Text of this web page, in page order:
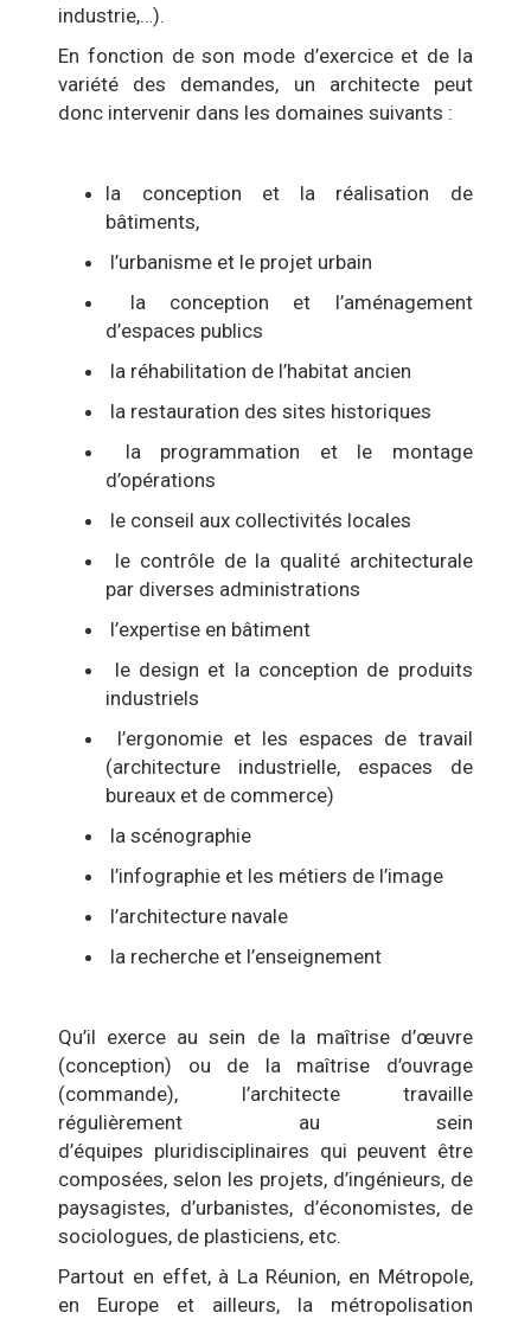
industrie,…).
En fonction de son mode d’exercice et de la
variété des demandes, un architecte peut
donc intervenir dans les domaines suivants :
la conception et la réalisation de
bâtiments,
l’urbanisme et le projet urbain
la conception et l’aménagement
d’espaces publics
la réhabilitation de l’habitat ancien
la restauration des sites historiques
la programmation et le montage
d’opérations
le conseil aux collectivités locales
le contrôle de la qualité architecturale
par diverses administrations
l’expertise en bâtiment
le design et la conception de produits
industriels
l’ergonomie et les espaces de travail
(architecture industrielle, espaces de
bureaux et de commerce)
la scénographie
l’infographie et les métiers de l’image
l’architecture navale
la recherche et l’enseignement
Qu’il exerce au sein de la maîtrise d’œuvre
(conception) ou de la maîtrise d’ouvrage
(commande), l’architecte travaille
régulièrement au sein
d’équipes pluridisciplinaires qui peuvent être
composées, selon les projets, d’ingénieurs, de
paysagistes, d’urbanistes, d’économistes, de
sociologues, de plasticiens, etc.
Partout en effet, à La Réunion, en Métropole,
en Europe et ailleurs, la métropolisation